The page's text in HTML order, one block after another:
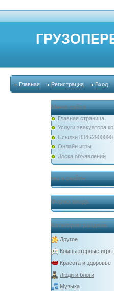
Главная Регистрация Вход
Меню сайта
Главная страница
Услуги эвакуатора
Ссылки 83462900090
Онлайн игры
Доска объявлений
мы в скайпе
Форма входа
Категории раздела
Другое
Компьютерные игры
Красота и здоровье
Люди и блоги
Музыка